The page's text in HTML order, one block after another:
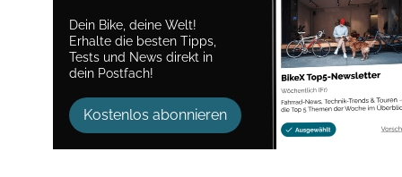
Dein Bike, deine Welt!
Erhalte die besten Tipps,
Tests und News direkt in
dein Postfach!
Kostenlos abonnieren